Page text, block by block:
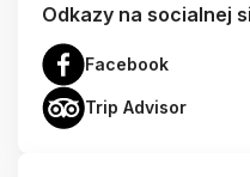
Odkazy na socialnej
Facebook
Trip Advisor